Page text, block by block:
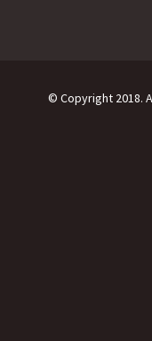
© Copyright 2018.